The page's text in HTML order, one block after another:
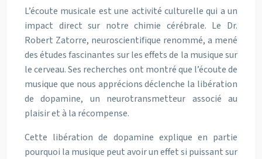
L’écoute musicale est une activité culturelle qui a un
impact direct sur notre chimie cérébrale. Le Dr.
Robert Zatorre, neuroscientifique renommé, a mené
des études fascinantes sur les effets de la musique sur
le cerveau. Ses recherches ont montré que l’écoute de
musique que nous apprécions déclenche la libération
de dopamine, un neurotransmetteur associé au
plaisir et à la récompense.
Cette libération de dopamine explique en partie
pourquoi la musique peut avoir un effet si puissant sur